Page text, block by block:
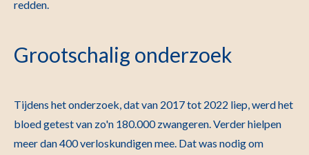
redden.
Grootschalig onderzoek
Tijdens het onderzoek, dat van 2017 tot 2022 liep, werd het
bloed getest van zo'n 180.000 zwangeren. Verder hielpen
meer dan 400 verloskundigen mee. Dat was nodig om